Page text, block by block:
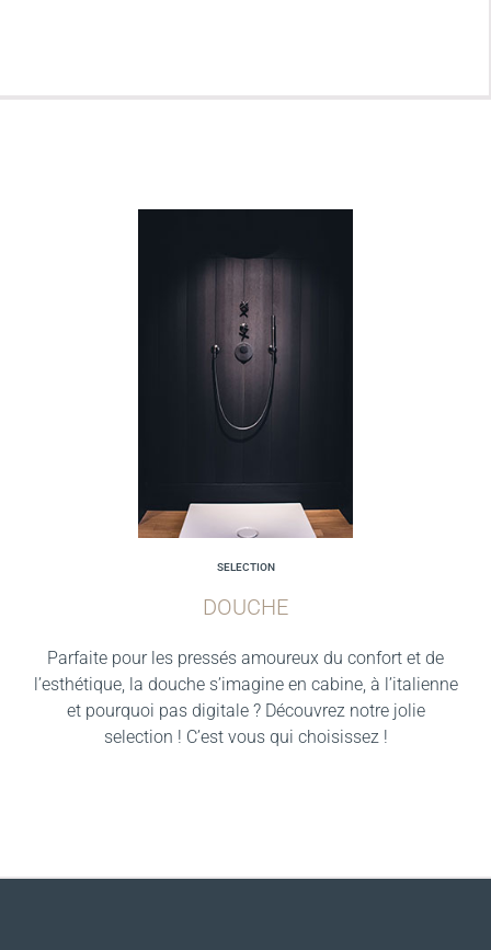
SELECTION
DOUCHE
Parfaite pour les pressés amoureux du confort et de
l’esthétique, la douche s’imagine en cabine, à l’italienne
et pourquoi pas digitale ? Découvrez notre jolie
selection ! C’est vous qui choisissez !